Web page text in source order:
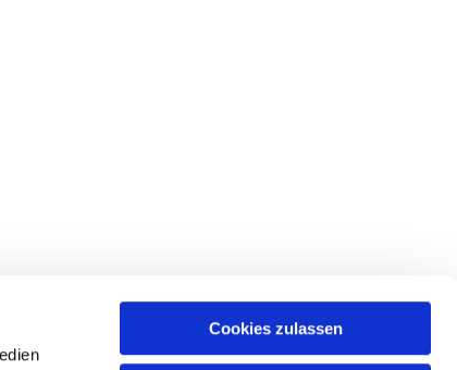
Cookies zulassen